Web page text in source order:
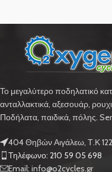
Το μεγαλύτερο ποδηλατικό
ανταλλακτικά, αξεσουάρ,
Ποδήλατα, παιδικά, πόλης.
404 Θηβών Αιγάλεω, Τ.Κ
Τηλέφωνο: 210 59 05 698
Email: info@o2cycles.gr